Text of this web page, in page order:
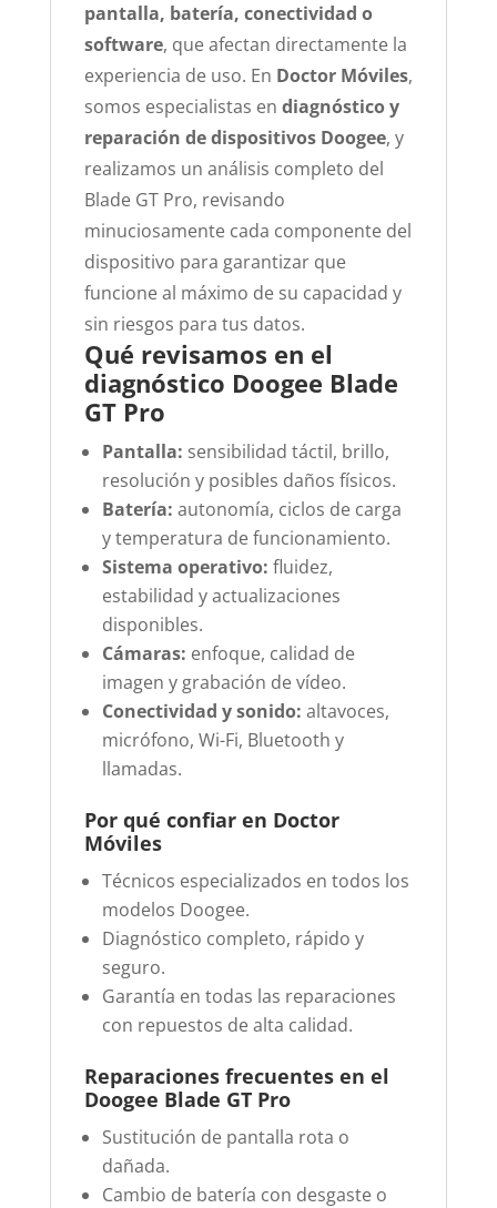
pantalla, batería, conectividad o
software, que afectan directamente la
experiencia de uso. En Doctor Móviles,
somos especialistas en diagnóstico y
reparación de dispositivos Doogee, y
realizamos un análisis completo del
Blade GT Pro, revisando
minuciosamente cada componente del
dispositivo para garantizar que
funcione al máximo de su capacidad y
sin riesgos para tus datos.
Qué revisamos en el
diagnóstico Doogee Blade
GT Pro
Pantalla: sensibilidad táctil, brillo,
resolución y posibles daños físicos.
Batería: autonomía, ciclos de carga
y temperatura de funcionamiento.
Sistema operativo: fluidez,
estabilidad y actualizaciones
disponibles.
Cámaras: enfoque, calidad de
imagen y grabación de vídeo.
Conectividad y sonido: altavoces,
micrófono, Wi-Fi, Bluetooth y
llamadas.
Por qué confiar en Doctor
Móviles
Técnicos especializados en todos los
modelos Doogee.
Diagnóstico completo, rápido y
seguro.
Garantía en todas las reparaciones
con repuestos de alta calidad.
Reparaciones frecuentes en el
Doogee Blade GT Pro
Sustitución de pantalla rota o
dañada.
Cambio de batería con desgaste o